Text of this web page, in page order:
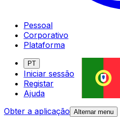
Pessoal
Corporativo
Plataforma
PT
Iniciar sessão
Registar
Ajuda
Obter a aplicação Alternar menu